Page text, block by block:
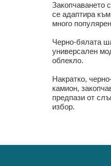
Закопчаването
се адаптира
много
Черно-бялата
универсален
облекло.
Накратко,
камион,
предпази от
избор.